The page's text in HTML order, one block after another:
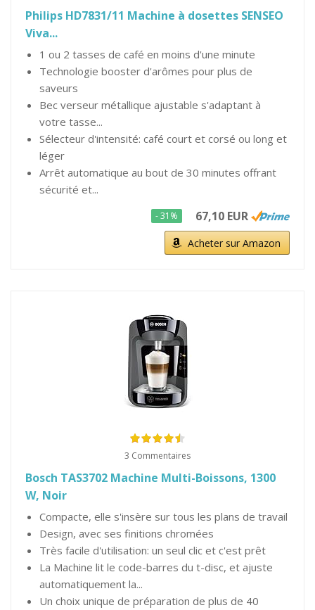
Philips HD7831/11 Machine à dosettes SENSEO
Viva...
1 ou 2 tasses de café en moins d'une minute
Technologie booster d'arômes pour plus de
saveurs
Bec verseur métallique ajustable s'adaptant à
votre tasse...
Sélecteur d'intensité: café court et corsé ou long et
léger
Arrêt automatique au bout de 30 minutes offrant
sécurité et...
- 31% 67,10 EUR
Acheter sur Amazon
3 Commentaires
Bosch TAS3702 Machine Multi-Boissons, 1300
W, Noir
Compacte, elle s'insère sur tous les plans de travail
Design, avec ses finitions chromées
Très facile d'utilisation: un seul clic et c'est prêt
La Machine lit le code-barres du t-disc, et ajuste
automatiquement la...
Un choix unique de préparation de plus de 40